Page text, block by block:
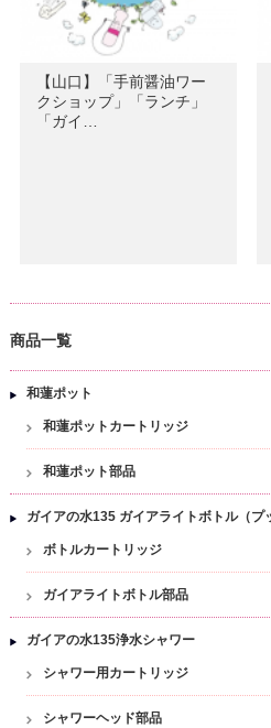
【山口】「手前醤油ワー
クショップ」「ランチ」
「ガイ…
商品一覧
和蓮ポット
和蓮ポットカートリッジ
和蓮ポット部品
ガイアの水135 ガイアライトボトル（プ
ボトルカートリッジ
ガイアライトボトル部品
ガイアの水135浄水シャワー
シャワー用カートリッジ
シャワーヘッド部品